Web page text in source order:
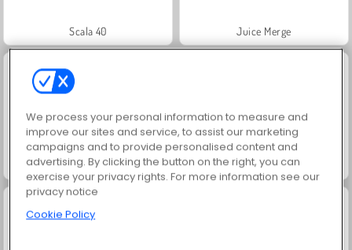
Scala 40 Juice Merge
Jewel Garden Story Solitaire Social
We process your personal information to measure and
improve our sites and service, to assist our marketing
campaigns and to provide personalised content and
advertising. By clicking the button on the right, you can
exercise your privacy rights. For more information see our
privacy notice
Cookie Policy